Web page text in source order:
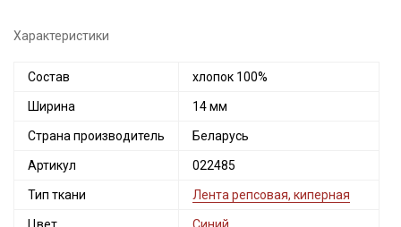
Характеристики
Состав хлопок 100%
Ширина 14 мм
Страна производитель Беларусь
Артикул 022485
Тип ткани Лента репсовая, киперная
Мы публикуем здесь дополнительные
промокоды и скидки до 30% на узкие
категории тканей